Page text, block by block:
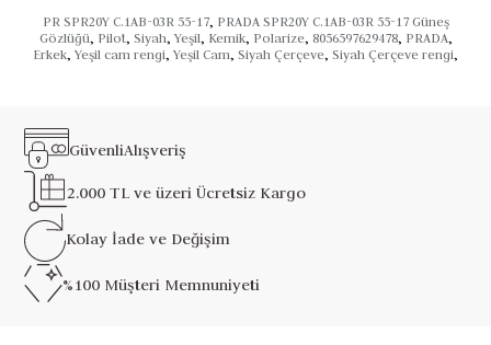
PR SPR20Y C.1AB-03R 55-17, PRADA SPR20Y C.1AB-03R 55-17 Güneş
Gözlüğü, Pilot, Siyah, Yeşil, Kemik, Polarize, 8056597629478, PRADA,
Erkek, Yeşil cam rengi, Yeşil Cam, Siyah Çerçeve, Siyah Çerçeve rengi,
GüvenliAlışveriş
2.000 TL ve üzeriÜcretsiz Kargo
Kolay İade ve Değişim
%100 Müşteri Memnuniyeti